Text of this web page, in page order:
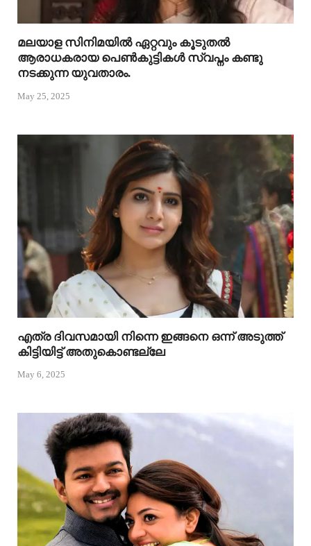
മലയാള സിനിമയിൽ ഏറ്റവും കൂടുതൽ
ആരാധകരായ പെൺകുട്ടികൾ സ്വപ്നം കണ്ടു
നടക്കുന്ന യുവതാരം.
May 25, 2025
എത്ര ദിവസമായി നിന്നെ ഇങ്ങനെ ഒന്ന് അടുത്ത്
കിട്ടിയിട്ട് അതുകൊണ്ടല്ലേ
May 6, 2025